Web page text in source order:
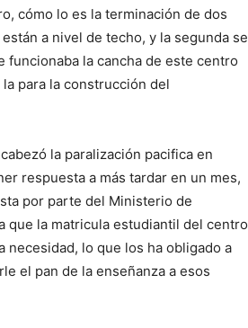
cómo lo es la terminación de dos
a nivel de techo, y la segunda se
la cancha de este centro
para la construcción del
la paralización pacifica en
respuesta a más tardar en un mes,
por parte del Ministerio de
que la matricula estudiantil del centro
necesidad, lo que los ha obligado a
el pan de la enseñanza a esos